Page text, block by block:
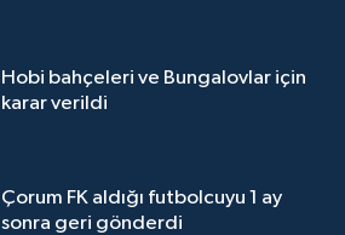
Hobi bahçeleri ve Bungalovlar için
karar verildi
Çorum FK aldığı futbolcuyu 1 ay
sonra geri gönderdi